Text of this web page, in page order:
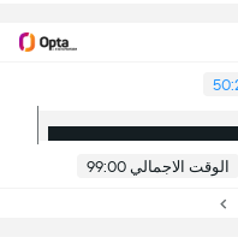
الوقت الاجمالي 99:00